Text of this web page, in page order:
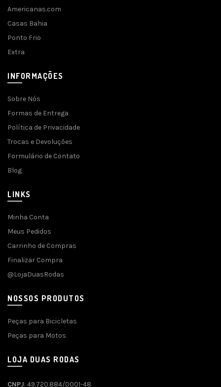
Americanas.com
Casas Bahia
Ponto Frio
Extra
INFORMAÇÕES
Sobre Nós
Formas de Entrega
Política de Privacidade
Trocas e Devoluções
Formulário de Contato
Blog
LINKS
Minha Conta
Meus Pedidos
Carrinho de Compras
Finalizar Compra
@LojaDuasRodas
NOSSOS PRODUTOS
Peças para Bicicletas
Peças para Motos
LOJA DUAS RODAS
CNPJ: 49.720.884/0001-48